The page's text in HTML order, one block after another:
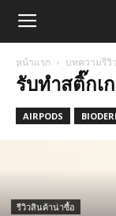
หน้าแรก บทความรีวิว
รับทำสติ๊กเ
AIRPODS
รีวิวสินค้าน่าซื้อ